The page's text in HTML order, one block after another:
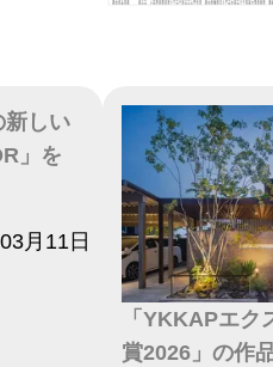
新しい
」を
月11日
「YKKAPエク
賞2026」の作